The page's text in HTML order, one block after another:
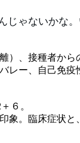
必要なんじゃない
）、接種者か
レー、自己免疫
６。
象。臨床症状